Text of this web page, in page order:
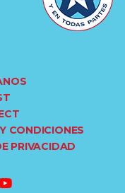
CONDICIONES
PRIVACIDAD